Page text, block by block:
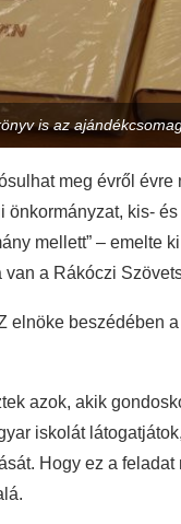
is az
meg évről
önkormányzat, kis-
mellett” – emelte ki
a Rákóczi
elnöke beszédében
azok, akik
iskolát
Hogy ez a